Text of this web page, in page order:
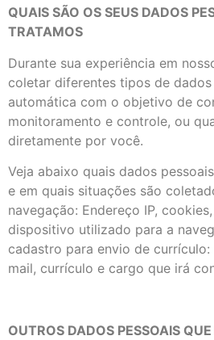
QUAIS SÃO OS SEUS DADOS
TRATAMOS
Durante sua experiência em
coletar diferentes tipos de
automática com o objetivo de
monitoramento e controle, ou
diretamente por você.
Veja abaixo quais dados
e em quais situações são
navegação: Endereço IP,
dispositivo utilizado para a
cadastro para envio de
mail, currículo e cargo que irá
OUTROS DADOS PESSOAIS